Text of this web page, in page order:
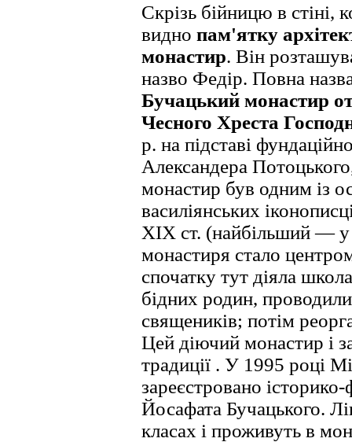
Скрізь бійницю в стіні,
видно пам'ятку
монастир. Він
назво Федір. Повна
Бучацький монастир
Чесного Хреста
р. на підставі
Александера
монастир був одним із
василіянських
XIX ст. (найбільший —
монастиря стало
спочатку тут діяла
бідних родин,
священиків; потім
Цей діючий монастир і
традиції . У 1995 році
зареєстровано
Йосафата Бучацького.
класах і проживуть в